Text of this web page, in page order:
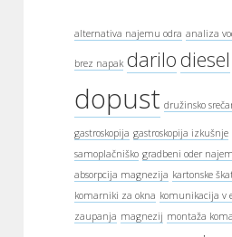
alternativa najemu odra analiza
brez napak darilodiesel
dopust družinsko
gastroskopija gastroskopija izkušnje
samoplačniško gradbeni oder najem
absorpcija magnezija kartonske
komarniki za okna komunikacija v
zaupanja magnezij montaža